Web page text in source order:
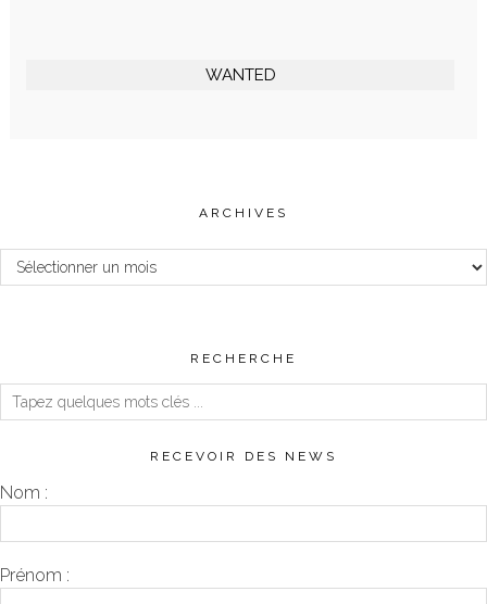
WANTED
ARCHIVES
Archives
RECHERCHE
RECEVOIR DES NEWS
Nom :
Prénom :